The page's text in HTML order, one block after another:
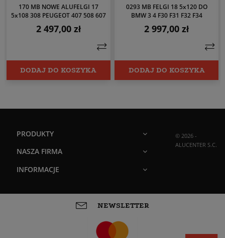
170 MB NOWE ALUFELGI 17
5x108 308 PEUGEOT 407 508 607
Cena
2 497,00 zł
DODAJ DO KOSZYKA
0293 MB FELGI 18 5x120 DO
BMW 3 4 F30 F31 F32 F34
Cena
2 997,00 zł
DODAJ DO KOSZYKA
PRODUKTY
NASZA FIRMA
INFORMACJE
© 2026 -
ALUCENTER S.C.
NEWSLETTER